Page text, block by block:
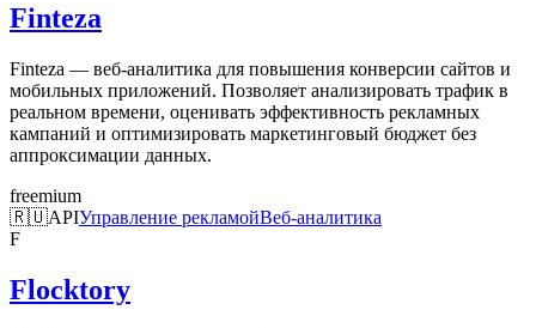
Finteza
Finteza — веб-аналитика для повышения конверсии сайтов и
мобильных приложений. Позволяет анализировать трафик в
реальном времени, оценивать эффективность рекламных
кампаний и оптимизировать маркетинговый бюджет без
аппроксимации данных.
freemium
🇷🇺APIУправление рекламойВеб-аналитика
F
Flocktory